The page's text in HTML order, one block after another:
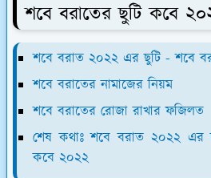
শবে বরাতের ছুটি কবে
শবে বরাত ২০২২ এর ছুটি - শবে
শবে বরাতের নামাজের নিয়ম
শবে বরাতের রোজা রাখার ফজিলত
শেষ কথাঃ শবে বরাত ২০২২ এর
কবে ২০২২